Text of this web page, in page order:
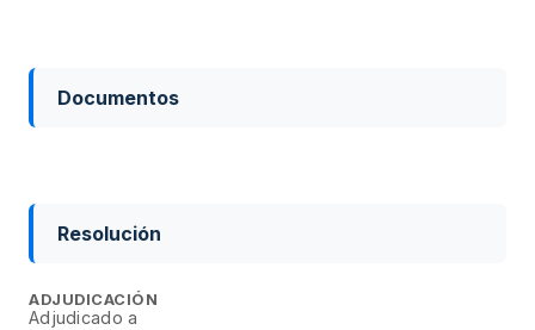
Documentos
Resolución
ADJUDICACIÓN
Adjudicado a